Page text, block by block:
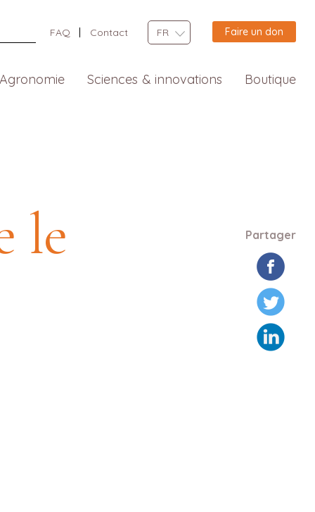
FAQ Contact FR Faire un don
Agronomie Sciences & innovations Boutique
le Partager